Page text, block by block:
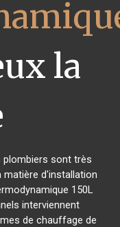
la
plombiers sont très
d'installation
150L
interviennent
de chauffage de